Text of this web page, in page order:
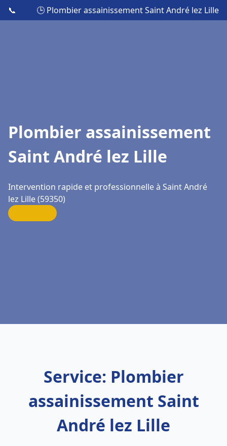
📞 🕒 Plombier assainissement Saint André lez Lille
Plombier assainissement
Saint André lez Lille
Intervention rapide et professionnelle à Saint André
lez Lille (59350)
Service: Plombier
assainissement Saint
André lez Lille